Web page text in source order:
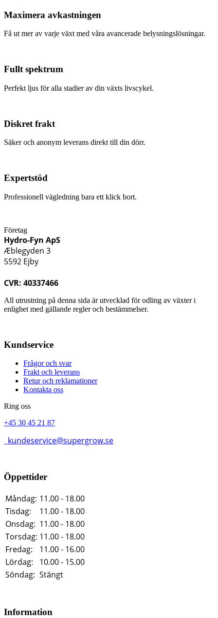
Maximera avkastningen
Få ut mer av varje växt med våra avancerade belysningslösningar.
Fullt spektrum
Perfekt ljus för alla stadier av din växts livscykel.
Diskret frakt
Säker och anonym leverans direkt till din dörr.
Expertstöd
Professionell vägledning bara ett klick bort.
Företag
Hydro-Fyn ApS
Æblegyden 3
5592 Ejby
CVR: 40337466
All utrustning på denna sida är utvecklad för odling av växter i
enlighet med gällande regler och bestämmelser.
Kundservice
Frågor och svar
Frakt och leverans
Retur och reklamationer
Kontakta oss
Ring oss
+45 30 45 21 87
kundeservice@supergrow.se
Öppettider
Måndag: 11.00 - 18.00
Tisdag:
11.00 - 18.00
Onsdag: 11.00 - 18.00
Torsdag: 11.00 - 18.00
Fredag:
11.00 - 16.00
Lördag:
10.00 - 15.00
Söndag: Stängt
Information